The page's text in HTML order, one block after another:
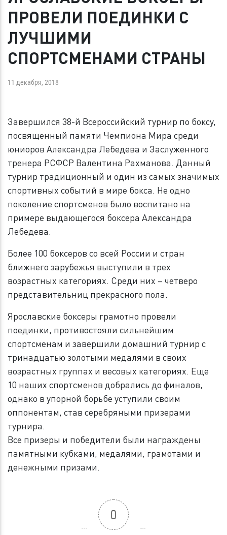
ПРОВЕЛИ ПОЕДИНКИ С
ЛУЧШИМИ
СПОРТСМЕНАМИ СТРАНЫ
11 декабря, 2018
Завершился 38-й Всероссийский турнир по боксу,
посвященный памяти Чемпиона Мира среди
юниоров Александра Лебедева и Заслуженного
тренера РСФСР Валентина Рахманова. Данный
турнир традиционный и один из самых значимых
спортивных событий в мире бокса. Не одно
поколение спортсменов было воспитано на
примере выдающегося боксера Александра
Лебедева.
Более 100 боксеров со всей России и стран
ближнего зарубежья выступили в трех
возрастных категориях. Среди них – четверо
представительниц прекрасного пола.
Ярославские боксеры грамотно провели
поединки, противостояли сильнейшим
спортсменам и завершили домашний турнир с
тринадцатью золотыми медалями в своих
возрастных группах и весовых категориях. Еще
10 наших спортсменов добрались до финалов,
однако в упорной борьбе уступили своим
оппонентам, став серебряными призерами
турнира.
Все призеры и победители были награждены
памятными кубками, медалями, грамотами и
денежными призами.
0